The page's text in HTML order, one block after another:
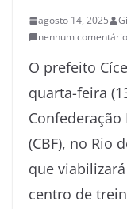
agosto 14, 2025
nenhum comentário
O prefeito
quarta-feira
(CBF), no Rio
que
centro de